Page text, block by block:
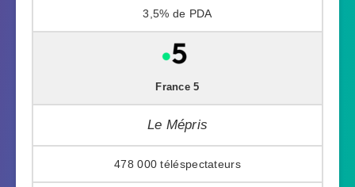
3,5%
France 5
Le Mépris
478 000